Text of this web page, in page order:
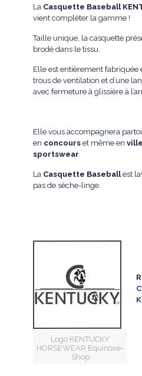
La Casquette Baseball
vient compléter la gamme !
Taille unique, la casquette
brodé dans le tissu.
Elle est entièrement fabriquée
trous de ventilation et d’une
avec fermeture à glissière à
Elle vous accompagnera
en concours et même enville
sportswear.
La Casquette Baseballest
pas de sèche-linge.
Logo KENTUCKY
HORSEWEAR Equinoxe-
Shop